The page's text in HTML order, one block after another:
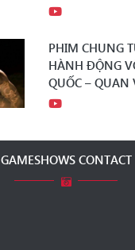
PHIM CHUNG
HÀNH ĐỘNG
QUỐC – QUAN
GAMESHOWS CONTACT